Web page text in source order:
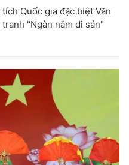
Quốc gia đặc biệt Văn
"Ngàn năm di sản"